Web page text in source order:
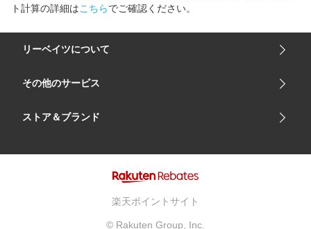
ト計算の詳細はこちらでご確認ください。
リーベイツについて
会社概要
サイトマップ
リーベイツ ポイントアシスト
その他のサービス
楽天市場
ストア＆ブランド
楽天ポイントサイト
© Rakuten Group, Inc.